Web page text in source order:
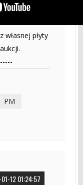
własnej płyty
PM
12 01:24:57